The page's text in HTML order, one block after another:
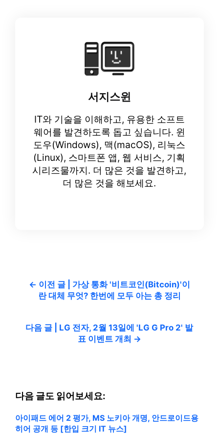
서지스윈
IT와 기술을 이해하고, 유용한 소프트
웨어를 발견하도록 돕고 싶습니다. 윈
도우(Windows), 맥(macOS), 리눅스
(Linux), 스마트폰 앱, 웹 서비스, 기획
시리즈물까지. 더 많은 것을 발견하고,
더 많은 것을 해보세요.
← 이전 글 | 가상 통화 '비트코인(Bitcoin)'이
란 대체 무엇? 한번에 모두 아는 총 정리
다음 글 | LG 전자, 2월 13일에 'LG G Pro 2' 발
표 이벤트 개최 →
다음 글도 읽어보세요:
아이패드 에어 2 평가, MS 노키아 개명, 안드로이드용
히어 공개 등 [한입 크기 IT 뉴스]